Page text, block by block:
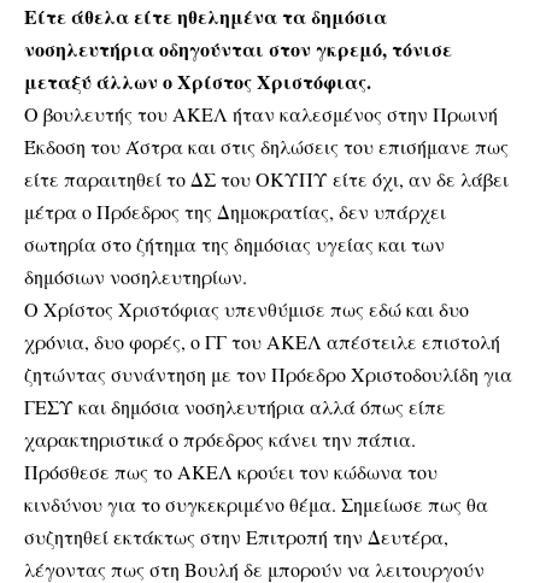
Είτε άθελα είτε ηθελημένα τα δημόσια
νοσηλευτήρια οδηγούνται στον γκρεμό, τόνισε
μεταξύ άλλων ο Χρίστος Χριστόφιας.
Ο βουλευτής του ΑΚΕΛ ήταν καλεσμένος στην Πρωινή
Έκδοση του Άστρα και στις δηλώσεις του επισήμανε πως
είτε παραιτηθεί το ΔΣ του ΟΚΥΠΥ είτε όχι, αν δε λάβει
μέτρα ο Πρόεδρος της Δημοκρατίας, δεν υπάρχει
σωτηρία στο ζήτημα της δημόσιας υγείας και των
δημόσιων νοσηλευτηρίων.
Ο Χρίστος Χριστόφιας υπενθύμισε πως εδώ και δυο
χρόνια, δυο φορές, ο ΓΓ του ΑΚΕΛ απέστειλε επιστολή
ζητώντας συνάντηση με τον Πρόεδρο Χριστοδουλίδη για
ΓΕΣΥ και δημόσια νοσηλευτήρια αλλά όπως είπε
χαρακτηριστικά ο πρόεδρος κάνει την πάπια.
Πρόσθεσε πως το ΑΚΕΛ κρούει τον κώδωνα του
κινδύνου για το συγκεκριμένο θέμα. Σημείωσε πως θα
συζητηθεί εκτάκτως στην Επιτροπή την Δευτέρα,
λέγοντας πως στη Βουλή δε μπορούν να λειτουργούν